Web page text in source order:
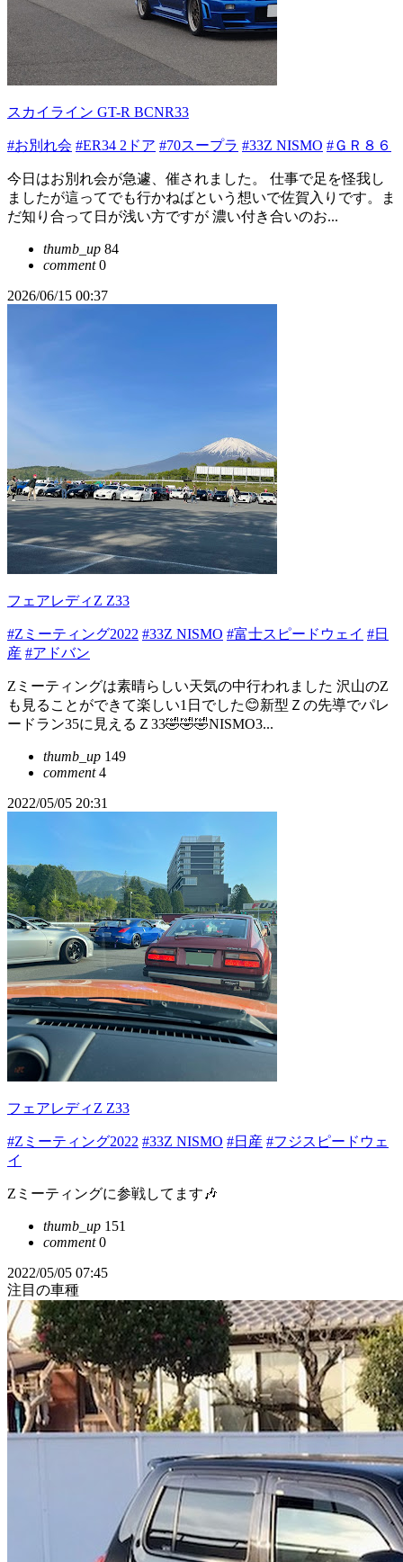
スカイライン GT-R BCNR33
#お別れ会 #ER34 2ドア #70スープラ #33Z NISMO #ＧＲ８６
今日はお別れ会が急遽、催されました。 仕事で足を怪我し
ましたが這ってでも行かねばという想いで佐賀入りです。ま
だ知り合って日が浅い方ですが 濃い付き合いのお...
thumb_up 84
comment0
2026/06/15 00:37
フェアレディZ Z33
#Zミーティング2022 #33Z NISMO #富士スピードウェイ #日
産 #アドバン
Zミーティングは素晴らしい天気の中行われました 沢山のZ
も見ることができて楽しい1日でした😊新型Ｚの先導でパレ
ードラン35に見えるＺ33🤣🤣🤣NISMO3...
thumb_up 149
comment4
2022/05/05 20:31
フェアレディZ Z33
#Zミーティング2022 #33Z NISMO #日産 #フジスピードウェ
イ
Zミーティングに参戦してます🎶
thumb_up 151
comment0
2022/05/05 07:45
注目の車種